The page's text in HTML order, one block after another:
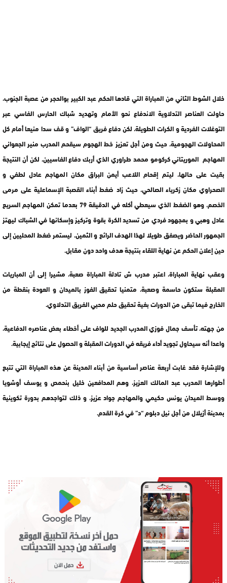
خلال الشوط الثاني من المباراة التي قادها الحكم عبد الكبير بوالحجر من عصبة الجنوب،
حاولت العناصر التدلاوية الاندفاع نحو الأمام وتهديد شباك الحارس الفاسي عبر
التوغلات الفردية و الكرات الطويلة، لكن دفاع فريق “الواف” و قف سدا منيعا أمام كل
المحاولات الهجومية، حيث ومن أجل تعزيز خط الهجوم سيقحم المدرب منير الجعواني
المهاجم الموريتاني كركومو محمد طراوري الذي أربك دفاع الفاسيين، لكن أن النتيجة
بقيت على حالها، ليتم إقحام اللاعب أيمن البراق مكان المهاجم عادل لطفي و
الصحراوي مكان زكرياء الصالحي، حيث زاد ضغط أبناء القصبة الإسماعلية على مرمى
الخصم، وهو الضغط الذي سيعطي أكله في الدقيقة 79 بعدما تمكن المهاجم السريع
عادل وهبي و بمجهود فردي من تسديد الكرة بقوة وتركيز وإسكانها في الشباك ليهتز
الجمهور الحاضر ويصفق طويلا لهذا الهدف الرائع و الثمين، ليستمر ضغط المحليين إلى
حين إعلان الحكم عن نهاية اللقاء بنتيجة هدف واحد دون مقابل.
وعقب نهاية المباراة، اعتبر مدرب ش تادلة المباراة صعبة، مشيرا إلى أن المباريات
المقبلة ستكون حاسمة وصعبة، متمنيا تحقيق الفوز بالميدان و العودة بنقطة من
الخارج فيما تبقى من الدورات بغية تحقيق حلم محبي الفريق التدلاوي.
من جهته، تأسف جمال فوزي المدرب الجديد للواف على أخطاء بعض عناصره الدفاعية،
واعدا أنه سيحاول تجويد أداء فريقه في الدورات المقبلة و الحصول على نتائج إيجابية.
وللإشارة فقد غابت أربعة عناصر أساسية من أبناء المدينة عن هذه المباراة التي تتبع
أطوارها المدرب عبد المالك العزيز، وهم المدافعين خليل بنحمص و يوسف أوشويا
ووسط الميدان يونس حكيمي والمهاجم جواد عزيز، و ذلك لتواجدهم بدورة تكوينية
بمدينة أزيلال من أجل نيل دبلوم “د” في كرة القدم.